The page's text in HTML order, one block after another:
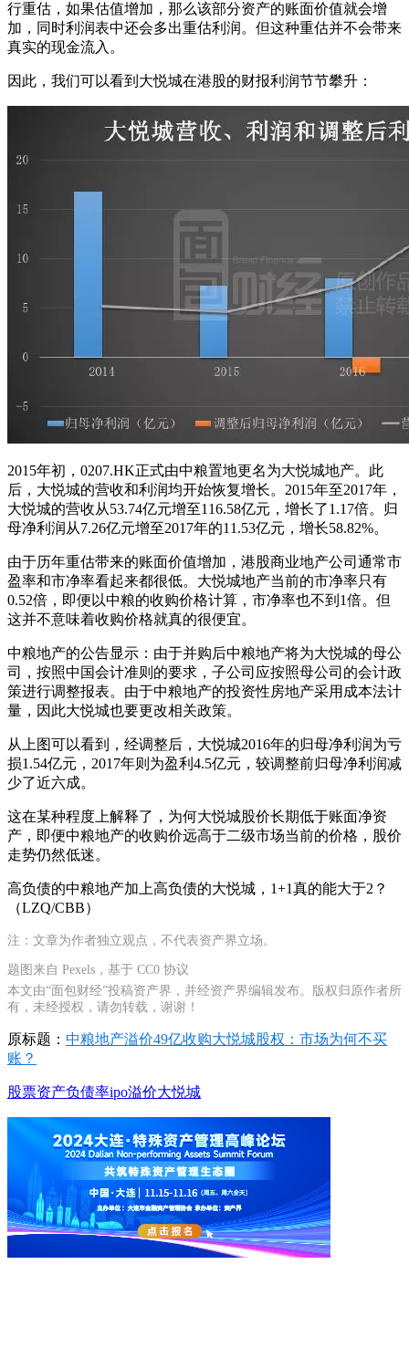
行重估，如果估值增加，那么该部分资产的账面价值就会增
加，同时利润表中还会多出重估利润。但这种重估并不会带来
真实的现金流入。
因此，我们可以看到大悦城在港股的财报利润节节攀升：
2015年初，0207.HK正式由中粮置地更名为大悦城地产。此
后，大悦城的营收和利润均开始恢复增长。2015年至2017年，
大悦城的营收从53.74亿元增至116.58亿元，增长了1.17倍。归
母净利润从7.26亿元增至2017年的11.53亿元，增长58.82%。
由于历年重估带来的账面价值增加，港股商业地产公司通常市
盈率和市净率看起来都很低。大悦城地产当前的市净率只有
0.52倍，即便以中粮的收购价格计算，市净率也不到1倍。但
这并不意味着收购价格就真的很便宜。
中粮地产的公告显示：由于并购后中粮地产将为大悦城的母公
司，按照中国会计准则的要求，子公司应按照母公司的会计政
策进行调整报表。由于中粮地产的投资性房地产采用成本法计
量，因此大悦城也要更改相关政策。
从上图可以看到，经调整后，大悦城2016年的归母净利润为亏
损1.54亿元，2017年则为盈利4.5亿元，较调整前归母净利润减
少了近六成。
这在某种程度上解释了，为何大悦城股价长期低于账面净资
产，即便中粮地产的收购价远高于二级市场当前的价格，股价
走势仍然低迷。
高负债的中粮地产加上高负债的大悦城，1+1真的能大于2？
（LZQ/CBB）
注：文章为作者独立观点，不代表资产界立场。
题图来自 Pexels，基于 CC0 协议
本文由“面包财经”投稿资产界，并经资产界编辑发布。版权归原作者所
有，未经授权，请勿转载，谢谢！
原标题： 中粮地产溢价49亿收购大悦城股权：市场为何不买
账？
股票资产负债率ipo溢价大悦城